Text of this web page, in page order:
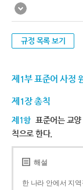
규정 목록 보기
제1부 표준어 사정
제1장 총칙
제1항 표준어는 교
칙으로 한다.
해설
한 나라 안에서 지